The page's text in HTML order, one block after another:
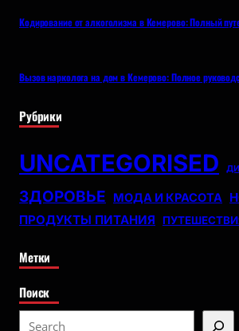
Кодирование от алкоголизма в Кемерово: Полный
Вызов нарколога на дом в Кемерово: Полное
Рубрики
UNCATEGORISED
ЗДОРОВЬЕ МОДА И КРАСОТА
ПРОДУКТЫ ПИТАНИЯ
Метки
Поиск